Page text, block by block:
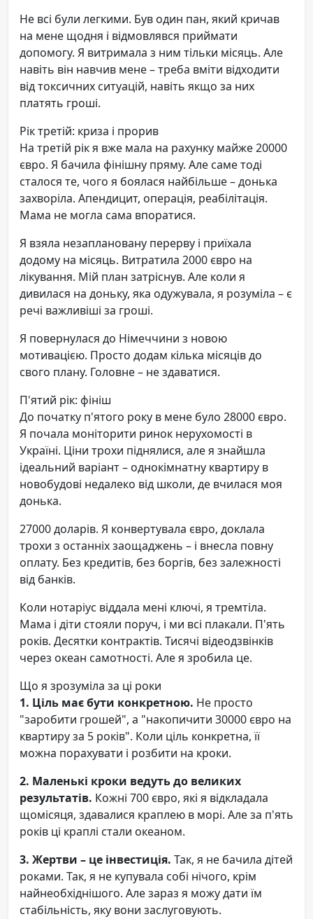
Не всі були легкими. Був один пан, який кричав
на мене щодня і відмовлявся приймати
допомогу. Я витримала з ним тільки місяць. Але
навіть він навчив мене – треба вміти відходити
від токсичних ситуацій, навіть якщо за них
платять гроші.
Рік третій: криза і прорив
На третій рік я вже мала на рахунку майже 20000
євро. Я бачила фінішну пряму. Але саме тоді
сталося те, чого я боялася найбільше – донька
захворіла. Апендицит, операція, реабілітація.
Мама не могла сама впоратися.
Я взяла незаплановану перерву і приїхала
додому на місяць. Витратила 2000 євро на
лікування. Мій план затріснув. Але коли я
дивилася на доньку, яка одужувала, я розуміла – є
речі важливіші за гроші.
Я повернулася до Німеччини з новою
мотивацією. Просто додам кілька місяців до
свого плану. Головне – не здаватися.
П'ятий рік: фініш
До початку п'ятого року в мене було 28000 євро.
Я почала моніторити ринок нерухомості в
Україні. Ціни трохи піднялися, але я знайшла
ідеальний варіант – однокімнатну квартиру в
новобудові недалеко від школи, де вчилася моя
донька.
27000 доларів. Я конвертувала євро, доклала
трохи з останніх заощаджень – і внесла повну
оплату. Без кредитів, без боргів, без залежності
від банків.
Коли нотаріус віддала мені ключі, я тремтіла.
Мама і діти стояли поруч, і ми всі плакали. П'ять
років. Десятки контрактів. Тисячі відеодзвінків
через океан самотності. Але я зробила це.
Що я зрозуміла за ці роки
1. Ціль має бути конкретною. Не просто
"заробити грошей", а "накопичити 30000 євро на
квартиру за 5 років". Коли ціль конкретна, її
можна порахувати і розбити на кроки.
2. Маленькі кроки ведуть до великих
результатів. Кожні 700 євро, які я відкладала
щомісяця, здавалися краплею в морі. Але за п'ять
років ці краплі стали океаном.
3. Жертви – це інвестиція. Так, я не бачила дітей
роками. Так, я не купувала собі нічого, крім
найнеобхіднішого. Але зараз я можу дати їм
стабільність, яку вони заслуговують.